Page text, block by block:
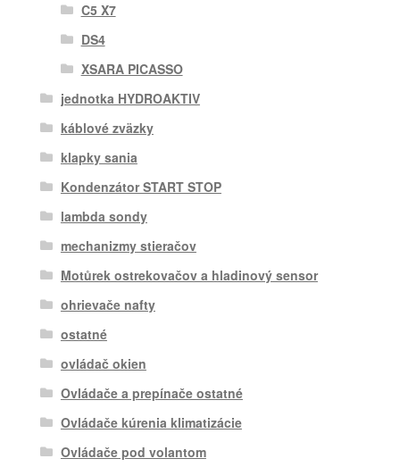
C5 X7
DS4
XSARA PICASSO
jednotka HYDROAKTIV
káblové zväzky
klapky sania
Kondenzátor START STOP
lambda sondy
mechanizmy stieračov
Motůrek ostrekovačov a hladinový sensor
ohrievače nafty
ostatné
ovládač okien
Ovládače a prepínače ostatné
Ovládače kúrenia klimatizácie
Ovládače pod volantom